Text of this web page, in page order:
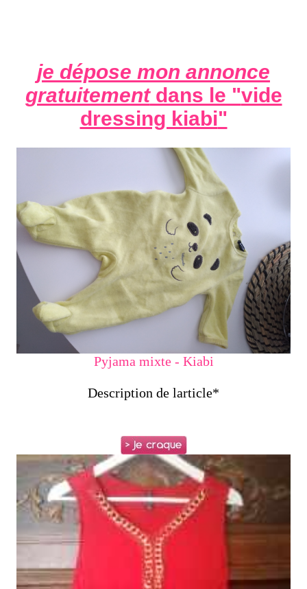
je dépose mon annonce
gratuitementdans le "vide
dressing kiabi"
Pyjama mixte - Kiabi
Description de larticle*